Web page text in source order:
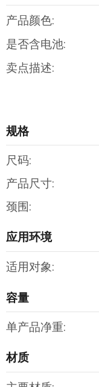
产品颜色:
是否含电池:
卖点描述:
规格
尺码:
产品尺寸:
颈围:
应用环境
适用对象:
容量
单产品净重:
材质